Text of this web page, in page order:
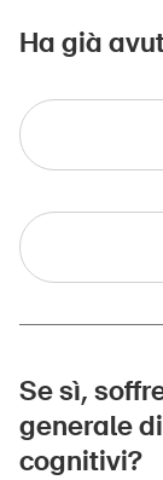
Ha già
Se sì,
generale
cognitivi?